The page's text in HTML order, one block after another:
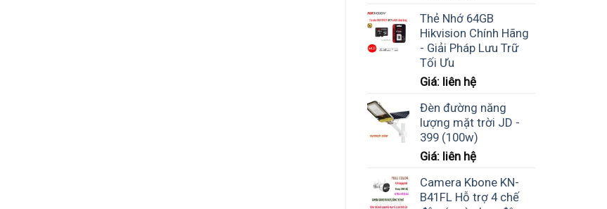
Thẻ Nhớ 64GB
Hikvision Chính Hãng
- Giải Pháp Lưu Trữ
Tối Ưu
Giá: liên hệ
Đèn đường năng
lượng mặt trời JD -
399 (100w)
Giá: liên hệ
Camera Kbone KN-
B41FL Hỗ trợ 4 chế